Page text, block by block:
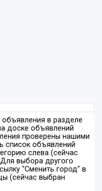
в разделе
доске объявлений
проверены нашими
список объявлений
слева (сейчас
выбора другого
"Сменить город" в
(сейчас выбран